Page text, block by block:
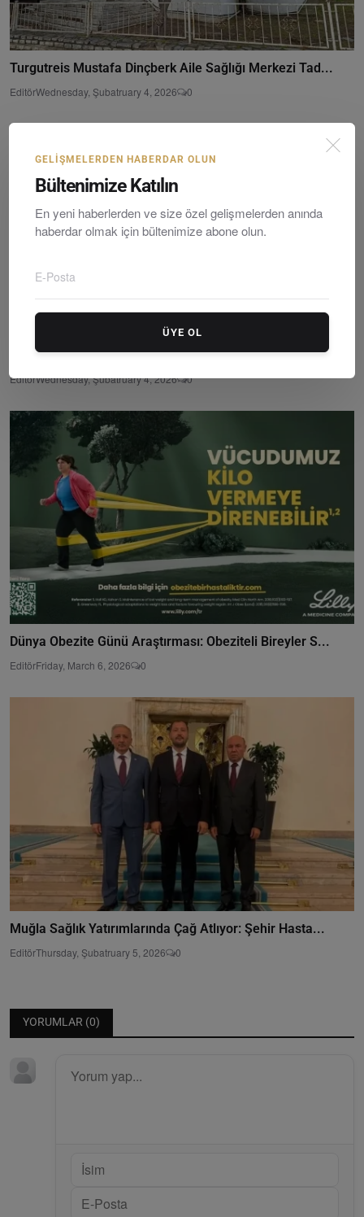
Turgutreis Mustafa Dinçberk Aile Sağlığı Merkezi Tad...
EditörWednesday, Şubatruary 4, 2026 0
Muğla Sağlık Müdürü Dr. Eriş Başaran Akça Yatağan’da...
EditörWednesday, Şubatruary 4, 2026 0
Dünya Obezite Günü Araştırması: Obeziteli Bireyler S...
EditörFriday, March 6, 2026 0
Muğla Sağlık Yatırımlarında Çağ Atlıyor: Şehir Hasta...
EditörThursday, Şubatruary 5, 2026 0
YORUMLAR (0)
GELIŞMELERDEN HABERDAR OLUN
Bültenimize Katılın
En yeni haberlerden ve size özel gelişmelerden anında
haberdar olmak için bültenimize abone olun.
ÜYE OL